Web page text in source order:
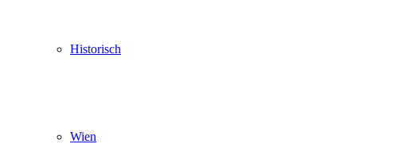
Historisch
Wien